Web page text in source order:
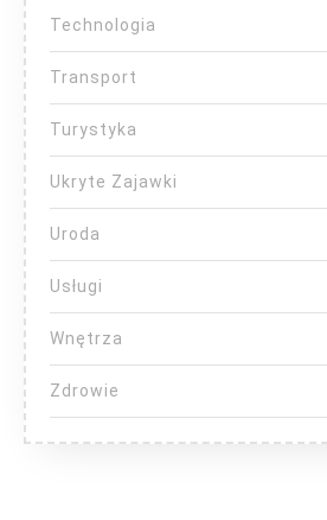
Technologia
Transport
Turystyka
Ukryte Zajawki
Uroda
Usługi
Wnętrza
Zdrowie